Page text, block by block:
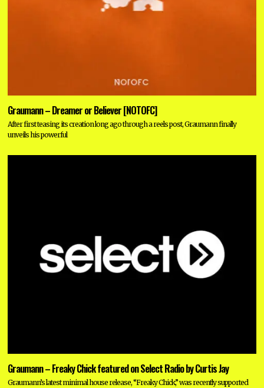
Graumann – Dreamer or Believer [NOTOFC]
After first teasing its creation long ago through a reels post, Graumann finally
unveils his powerful
Graumann – Freaky Chick featured on Select Radio by Curtis Jay
Graumann’s latest minimal house release, “Freaky Chick,” was recently supported